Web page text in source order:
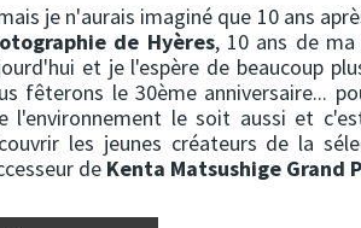
je n'aurais imaginé que 10 ans
de Hyères, 10 ans de
et je l'espère de beaucoup
fêterons le 30ème anniversaire...
l'environnement le soit aussi et
les jeunes créateurs de la
de Kenta Matsushige Grand